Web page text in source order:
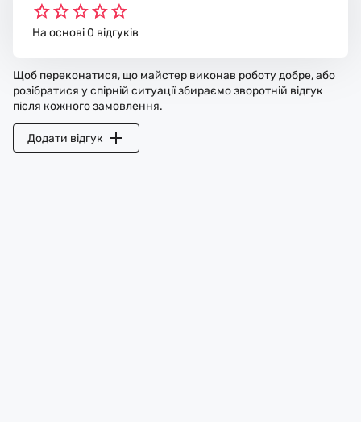
На основі 0 відгуків
Щоб переконатися, що майстер виконав роботу добре, або
розібратися у спірній ситуації збираємо зворотній відгук
після кожного замовлення.
Додати відгук